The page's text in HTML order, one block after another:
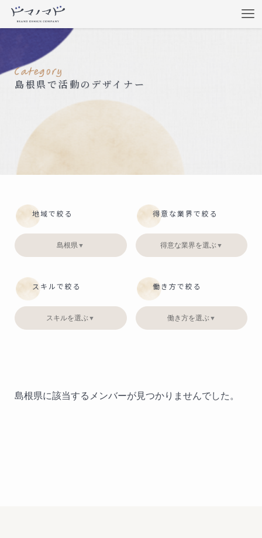
島根県で活動のデザイナー
地域で絞る
島根県 ▼
得意な業界で絞る
得意な業界を選ぶ ▼
スキルで絞る
スキルを選ぶ ▼
働き方で絞る
働き方を選ぶ ▼
島根県に該当するメンバーが見つかりませんでした。